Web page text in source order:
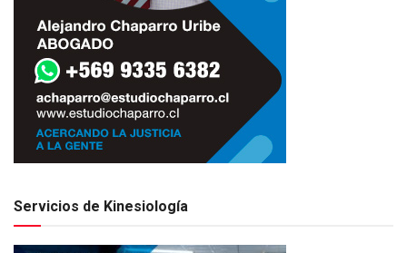
Servicios de Kinesiología